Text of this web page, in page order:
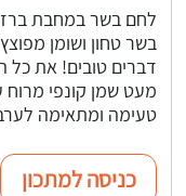
לחם בשר במחבת
בשר טחון ושומן
דברים טובים! את
מעט שמן קונפי מרוח
טעימה ומתאימה
כניסה למתכון